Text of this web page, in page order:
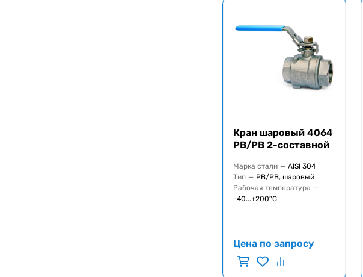
Кран шаровый 4064
РВ/РВ 2-составной
Марка стали — AISI 304
Тип — РВ/РВ, шаровый
Рабочая температура —
-40...+200°C
Цена по запросу